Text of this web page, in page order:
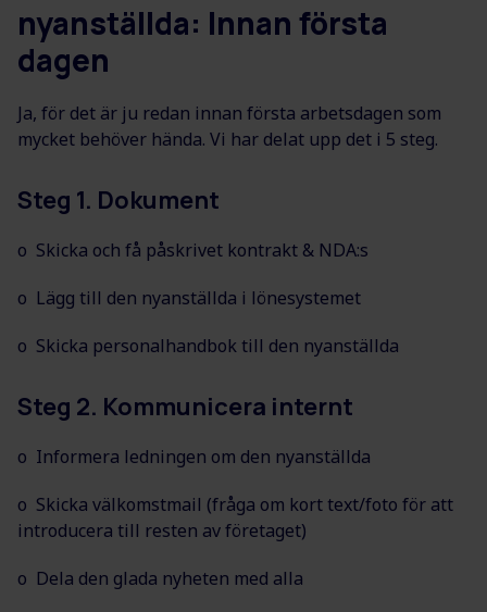
nyanställda: Innan första
dagen
Ja, för det är ju redan innan första arbetsdagen som
mycket behöver hända. Vi har delat upp det i 5 steg.
Steg 1. Dokument
o Skicka och få påskrivet kontrakt & NDA:s
o Lägg till den nyanställda i lönesystemet
o Skicka personalhandbok till den nyanställda
Steg 2. Kommunicera internt
o Informera ledningen om den nyanställda
o Skicka välkomstmail (fråga om kort text/foto för att
introducera till resten av företaget)
o Dela den glada nyheten med alla